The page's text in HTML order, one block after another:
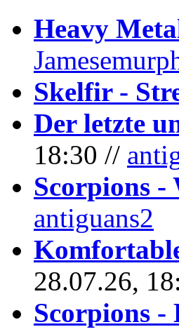
Heavy
Skelfir -
Der letzte
18:30 //
Scorpions
antiguans2
28.07.26,
Scorpions